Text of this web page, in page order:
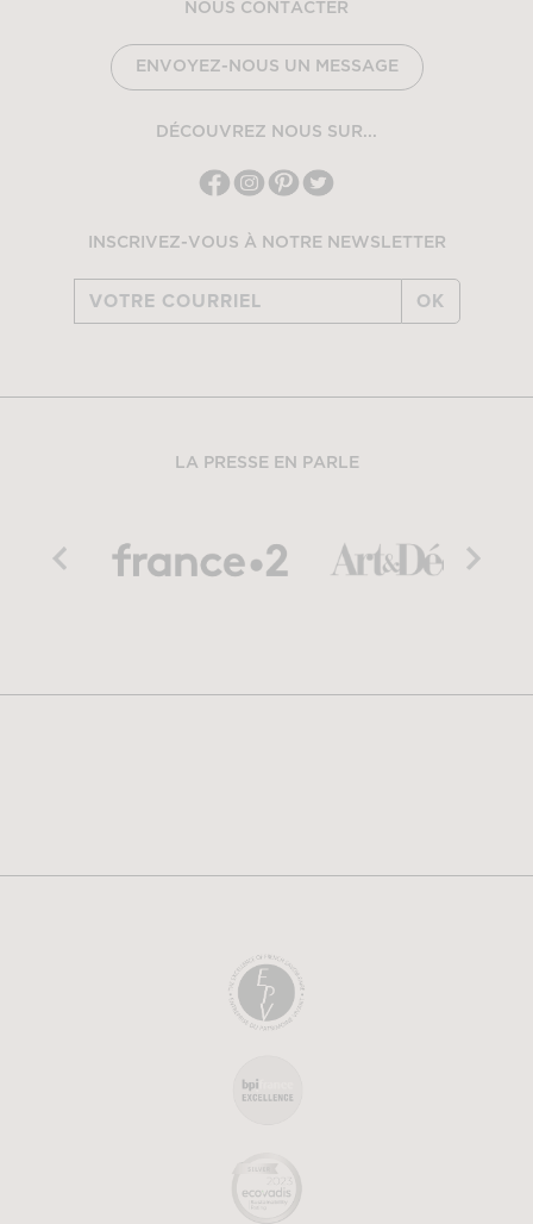
NOUS CONTACTER
ENVOYEZ-NOUS UN MESSAGE
DÉCOUVREZ NOUS SUR...
INSCRIVEZ-VOUS À NOTRE NEWSLETTER
OK
LA PRESSE EN PARLE